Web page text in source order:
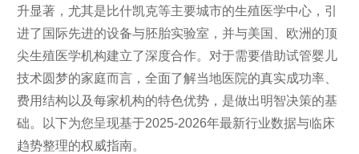
升显著，尤其是比什凯克等主要城市的生殖医学中心，引
进了国际先进的设备与胚胎实验室，并与美国、欧洲的顶
尖生殖医学机构建立了深度合作。对于需要借助试管婴儿
技术圆梦的家庭而言，全面了解当地医院的真实成功率、
费用结构以及每家机构的特色优势，是做出明智决策的基
础。以下为您呈现基于2025-2026年最新行业数据与临床
趋势整理的权威指南。